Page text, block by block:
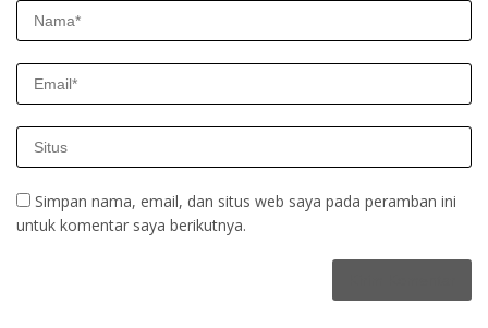
Simpan nama, email, dan situs web saya pada peramban ini
untuk komentar saya berikutnya.